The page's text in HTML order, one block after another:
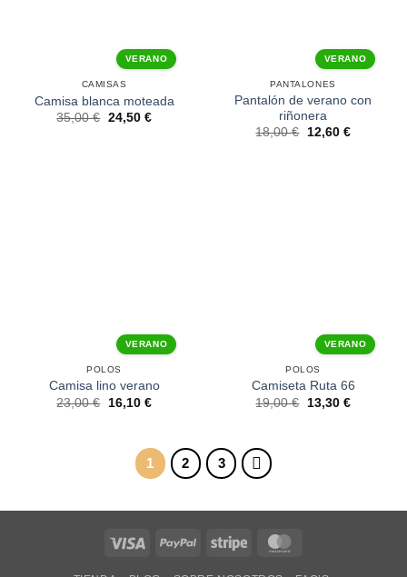
VERANO
CAMISAS
Camisa blanca moteada
35,00€ 24,50 €
VERANO
PANTALONES
Pantalón de verano con
riñonera
18,00€ 12,60 €
VERANO
POLOS
Camisa lino verano
23,00€ 16,10 €
VERANO
POLOS
Camiseta Ruta 66
19,00€ 13,30 €
1 2 3
Visa PayPal Stripe